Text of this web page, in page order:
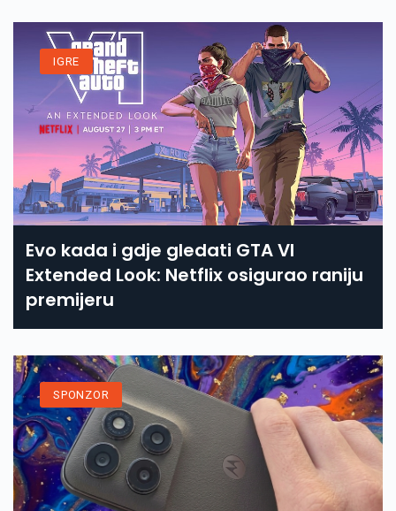
IGRE
Evo kada i gdje gledati GTA VI
Extended Look: Netflix osigurao raniju
premijeru
SPONZOR